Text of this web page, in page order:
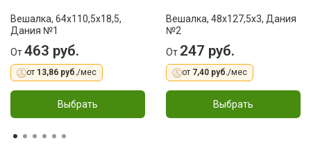
Вешалка, 64х110,5х18,5,
Дания №1
От463 руб.
от 13,86 руб./мес
Выбрать
Вешалка, 48x127,5x3, Дания
№2
От 247 руб.
от 7,40 руб./мес
Выбрать